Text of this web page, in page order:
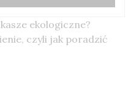
ekologiczne?
czyli jak poradzić